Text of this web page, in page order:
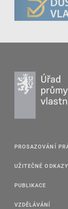
PROSAZOVÁNÍ
UŽITEČNÉ ODKAZY
PUBLIKACE
VZDĚLÁVÁNÍ